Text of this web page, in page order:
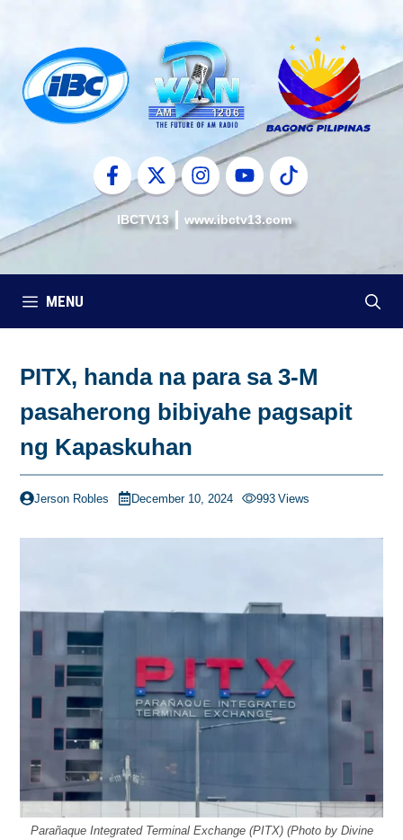
content
IBCTV13 www.ibctv13.com
MENU
PITX, handa na para sa 3-M
pasaherong bibiyahe pagsapit
ng Kapaskuhan
Jerson Robles December 10, 2024 993 Views
Parañaque Integrated Terminal Exchange (PITX) (Photo by Divine